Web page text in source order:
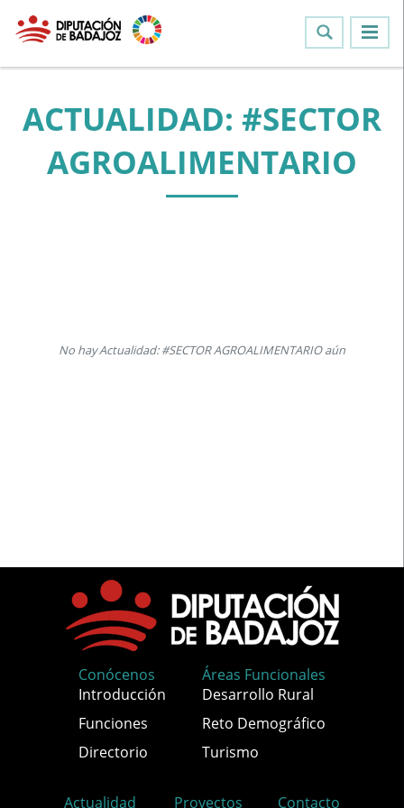
ACTUALIDAD: #SECTOR
AGROALIMENTARIO
No hay Actualidad: #SECTOR AGROALIMENTARIO aún
Conócenos
Introducción
Funciones
Directorio
Áreas Funcionales
Desarrollo Rural
Reto Demográfico
Turismo
Actualidad Proyectos Contacto